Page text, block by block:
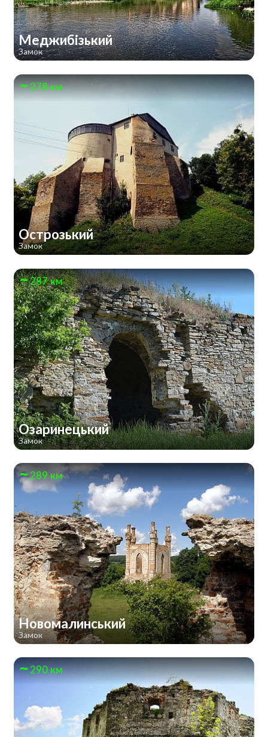
Меджибізький
Замок
278 км
Острозький
Замок
287 км
Озаринецький
Замок
289 км
Новомалинський
Замок
290 км